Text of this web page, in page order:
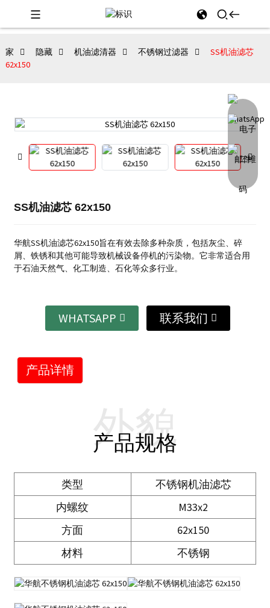
家 隐藏 机油滤清器 不锈钢过滤器
SS机油滤芯
62x150
SS机油滤芯 62x150
华航SS机油滤芯62x150旨在有效去除多种杂质，包括灰尘、碎
屑、铁锈和其他可能导致机械设备停机的污染物。它非常适合用
于石油天然气、化工制造、石化等众多行业。
WHATSAPP 联系我们
产品详情
产品规格
外貌
类型
不锈钢机油滤芯
内螺纹
M33x2
方面
62x150
材料
不锈钢